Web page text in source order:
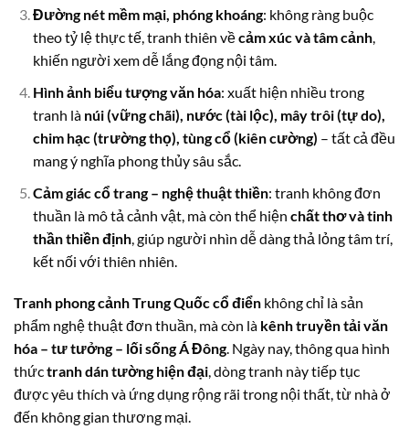
Đường nét mềm mại, phóng khoáng: không ràng buộc
theo tỷ lệ thực tế, tranh thiên vềcảm xúc và tâm cảnh,
khiến người xem dễ lắng đọng nội tâm.
Hình ảnh biểu tượng văn hóa: xuất hiện nhiều trong
tranh là núi (vững chãi), nước (tài lộc), mây trôi (tự do),
chim hạc (trường thọ), tùng cổ (kiên cường) – tất cả đều
mang ý nghĩa phong thủy sâu sắc.
Cảm giác cổ trang – nghệ thuật thiền: tranh không đơn
thuần là mô tả cảnh vật, mà còn thể hiện chất thơ và tinh
thần thiền định, giúp người nhìn dễ dàng thả lỏng tâm trí,
kết nối với thiên nhiên.
Tranh phong cảnh Trung Quốc cổ điển không chỉ là sản
phẩm nghệ thuật đơn thuần, mà còn là kênh truyền tải văn
hóa – tư tưởng – lối sống Á Đông. Ngày nay, thông qua hình
thứctranh dán tường hiện đại, dòng tranh này tiếp tục
được yêu thích và ứng dụng rộng rãi trong nội thất, từ nhà ở
đến không gian thương mại.